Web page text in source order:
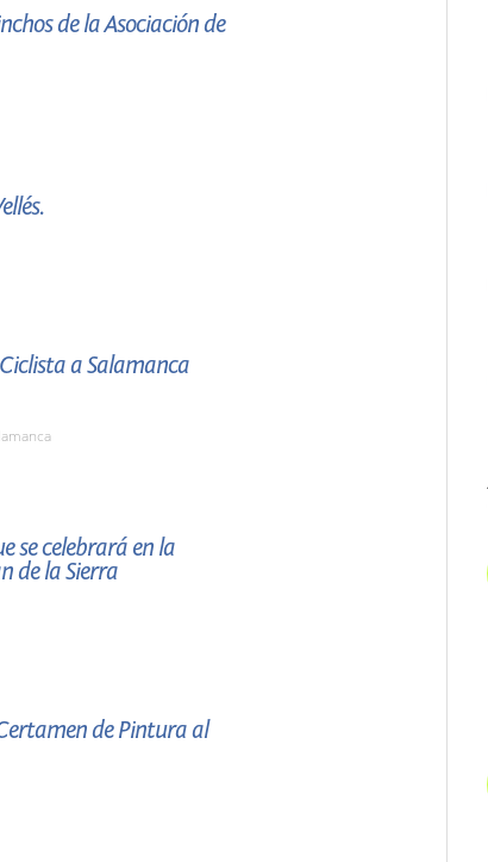
de la Asociación de
a Salamanca
se celebrará en la
de la Sierra
de Pintura al